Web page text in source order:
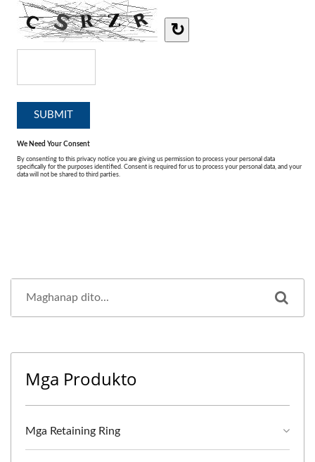
Mga Produkto
Mga Retaining Ring